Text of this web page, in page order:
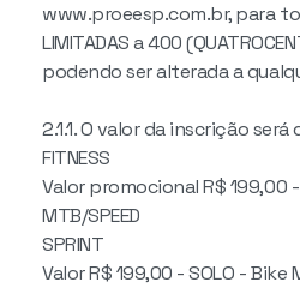
www.proeesp.com.br, para
LIMITADAS a 400
podendo ser alterada a
2.1.1. O valor da inscrição será
FITNESS
Valor promocional R$ 199,00 -
MTB/SPEED
SPRINT
Valor R$ 199,00 - SOLO - Bike